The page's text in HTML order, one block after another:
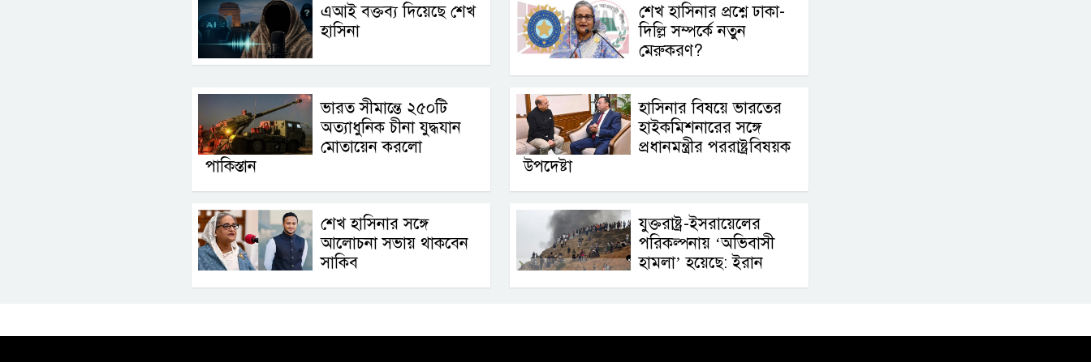
এআই বক্তব্য দিয়েছে শেখ
হাসিনা
শেখ হাসিনার প্রশ্নে ঢাকা-
দিল্লি সম্পর্কে নতুন
মেরুকরণ?
ভারত সীমান্তে ২৫০টি
অত্যাধুনিক চীনা যুদ্ধযান
মোতায়েন করলো
পাকিস্তান
হাসিনার বিষয়ে ভারতের
হাইকমিশনারের সঙ্গে
প্রধানমন্ত্রীর পররাষ্ট্রবিষয়ক
উপদেষ্টা
শেখ হাসিনার সঙ্গে
আলোচনা সভায় থাকবেন
সাকিব
যুক্তরাষ্ট্র-ইসরায়েলের
পরিকল্পনায় ‘অভিবাসী
হামলা’ হয়েছে: ইরান